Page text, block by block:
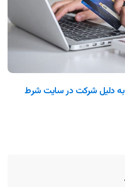
دلیل شرکت در سایت شرط